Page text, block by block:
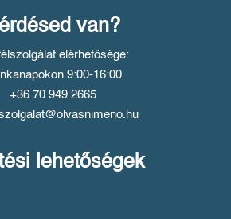
van?
elérhetősége:
9:00-16:00
+36 70 949 2665
lehetőségek